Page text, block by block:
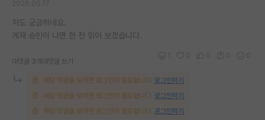
저도 궁금하네요.
게재 승인이 나면 한 전 읽어 보겠습니다.
대댓글 3개 대댓글 쓰기
해당 댓글을 보려면 로그인이 필요합니다. 로그인하기
해당 댓글을 보려면 로그인이 필요합니다. 로그인하기
해당 댓글을 보려면 로그인이 필요합니다. 로그인하기